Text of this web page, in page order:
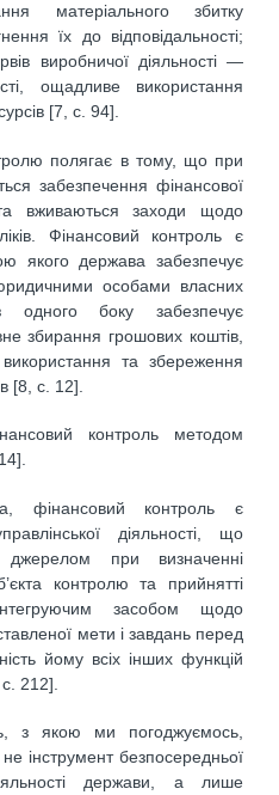
матеріального збитку
їх до відповідальності;
виробничої діяльності —
ощадливе використання
[7, с. 94].
полягає в тому, що при
забезпечення фінансової
вживаються заходи щодо
Фінансовий контроль є
якого держава забезпечує
особами власних
одного боку забезпечує
збирання грошових коштів,
та збереження
[8, с. 12].
контроль методом
фінансовий контроль є
діяльності, що
джерелом при визначенні
контролю та прийнятті
засобом щодо
мети і завдань перед
йому всіх інших функцій
212].
з якою ми погоджуємось,
інструмент безпосередньої
держави, а лише